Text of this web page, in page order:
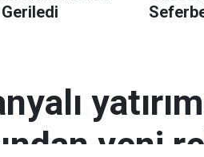
Geriledi
yeni